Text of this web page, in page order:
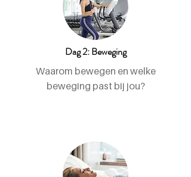
Dag 2: Beweging
Waarom bewegen en welke
beweging past bij jou?